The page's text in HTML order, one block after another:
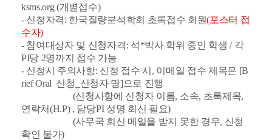
ksms.org (개별접수)
- 신청자격: 한국질량분석학회 초록접수 회원(포스터 접
수자)
- 참여대상자 및 신청자격: 석*박사 학위 중인 학생 / 각
PI당 2명까지 접수 가능
- 신청시 주의사항: 신청 접수 시, 이메일 접수 제목은 [B
rief Oral 신청_신청자 명]으로 진행
(신청사항에 신청자 이름, 소속, 초록제목,
연락처(H.P) , 담당PI 성명 회신 필요)
(사무국 회신 메일을 받지 못한 경우, 신청
확인 불가)